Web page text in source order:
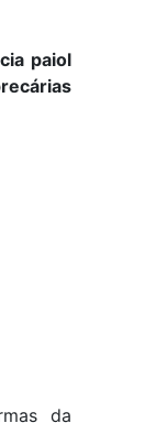
paiol
da